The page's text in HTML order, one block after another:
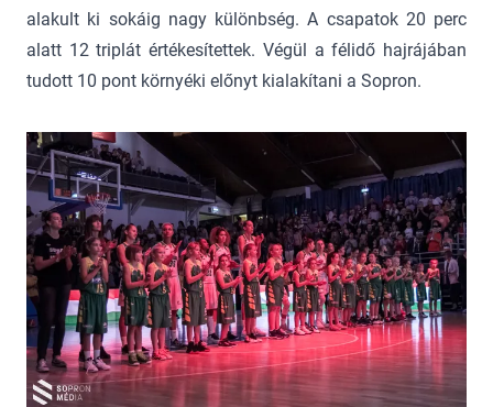
alakult ki sokáig nagy különbség. A csapatok 20 perc
alatt 12 triplát értékesítettek. Végül a félidő hajrájában
tudott 10 pont környéki előnyt kialakítani a Sopron.